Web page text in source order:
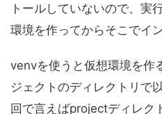
トールしていないので、実
環境を作ってからそこでイ
venvを使うと仮想環境を作
ジェクトのディレクトリで
回で言えばprojectディレク